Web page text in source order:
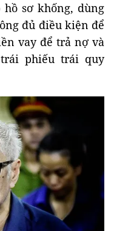
hồ sơ khống, dùng
đủ điều kiện để
vay để trả nợ và
phiếu trái quy